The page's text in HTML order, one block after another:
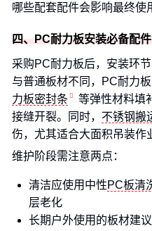
哪些配套配件会影响最终使
四、PC耐力板安装必备配
采购PC耐力板后，安装环
与普通板材不同，PC耐力
力板密封条
等弹性材料填
接缝开裂。同时， 不锈钢搬
伤，尤其适合大面积吊装作
维护阶段需注意两点：
清洁应使用中性PC板清
层老化
长期户外使用的板材建